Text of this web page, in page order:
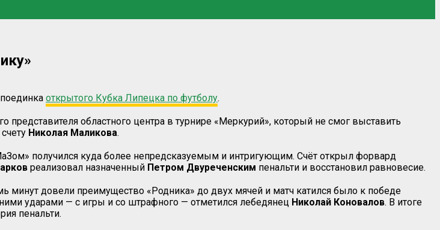
открытого Кубка Липецка по футболу.
областного центра в турнире «Меркурий», который не смог выставить
Николая Маликова.
получился куда более непредсказуемым и интригующим. Счёт открыл форвард
реализовал назначенный Петром Двуреченским пенальти и восстановил равновесие.
минут довели преимущество «Родника» до двух мячей и матч катился было к победе
ударами — с игры и со штрафного — отметился лебедянец Николай Коновалов. В итоге
пенальти.